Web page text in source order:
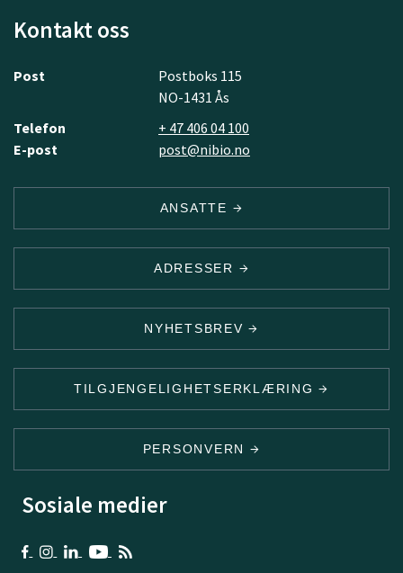
Kontakt oss
Post
Postboks 115
NO-1431 Ås
Telefon
+ 47 406 04 100
E-post
post@nibio.no
ANSATTE
ADRESSER
NYHETSBREV
TILGJENGELIGHETSERKLÆRING
PERSONVERN
Sosiale medier